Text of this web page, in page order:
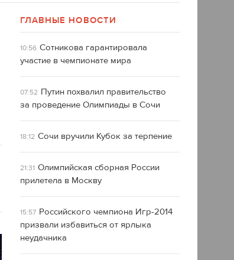
ГЛАВНЫЕ НОВОСТИ
10:56 Сотникова гарантировала
участие в чемпионате мира
07:52 Путин похвалил правительство
за проведение Олимпиады в Сочи
18:12 Сочи вручили Кубок за терпение
21:31 Олимпийская сборная России
прилетела в Москву
15:57 Российского чемпиона Игр-2014
призвали избавиться от ярлыка
неудачника